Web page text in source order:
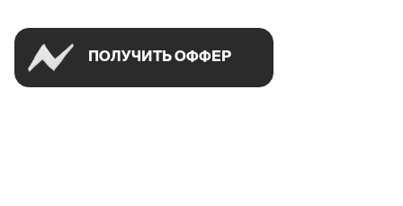
ПОЛУЧИТЬ ОФФЕР